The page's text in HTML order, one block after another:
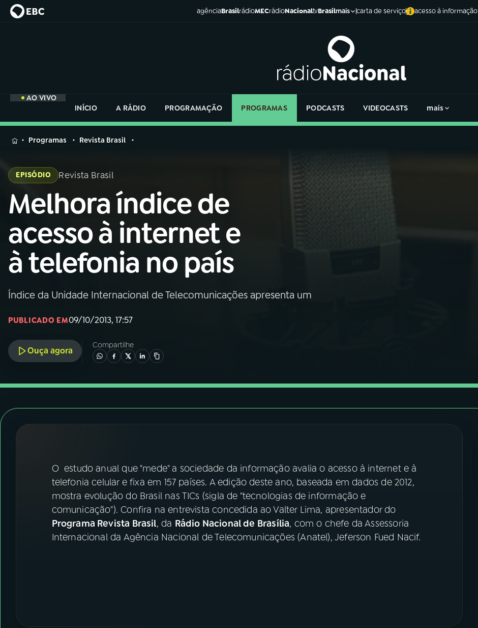
agênciaBrasilrádioMECrádioNacionaltvBrasilmais carta de serviço acesso à informação
AO VIVO
INÍCIO
A RÁDIO PROGRAMAÇÃO PROGRAMAS PODCASTS VIDEOCASTS mais
MENU
Buscar
na
Rádio
Nacional
AO VIVO
01 INÍCIO
A RÁDIO
03PROGRAMAÇÃO
PROGRAMAS
FESTIVAL DE MÚSICA
ACOMPANHE A RÁDIO NACIONAL
na
Rádio
Programas Revista Brasil
EPISÓDIO Revista Brasil
Melhora índice de
acesso à internet e
à telefonia no país
Índice da Unidade Internacional de Telecomunicações apresenta um
PUBLICADO EM09/10/2013, 17:57
Ouça agora
Compartilhe
O estudo anual que "mede" a sociedade da informação avalia o acesso à internet e à
telefonia celular e fixa em 157 países. A edição deste ano, baseada em dados de 2012,
mostra evolução do Brasil nas TICs (sigla de "tecnologias de informação e
comunicação"). Confira na entrevista concedida ao Valter Lima, apresentador do
Programa Revista Brasil, da Rádio Nacional de Brasília, com o chefe da Assessoria
Internacional da Agência Nacional de Telecomunicações (Anatel), Jeferson Fued Nacif.